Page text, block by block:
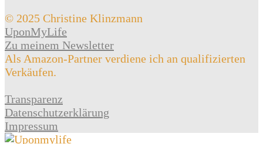
© 2025 Christine Klinzmann
UponMyLife
Zu meinem Newsletter
Als Amazon-Partner verdiene ich an qualifizierten
Verkäufen.
Transparenz
Datenschutzerklärung
Impressum